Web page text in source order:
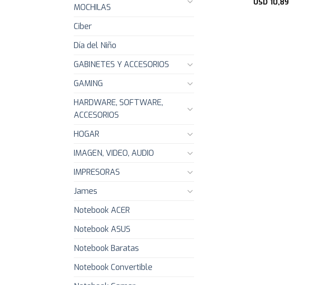
MOCHILAS
Ciber
Día del Niño
GABINETES Y ACCESORIOS
GAMING
HARDWARE, SOFTWARE,
ACCESORIOS
HOGAR
IMAGEN, VIDEO, AUDIO
IMPRESORAS
James
Notebook ACER
Notebook ASUS
Notebook Baratas
Notebook Convertible
USD 10,89